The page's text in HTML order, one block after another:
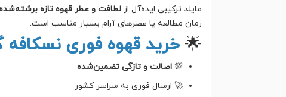
مایلد ترکیبی ایده‌آل از لطافت و عطر قهوه تازه
زمان مطالعه یا عصرهای آرام بسیار مناسب است.
🌟خرید قهوه فوری نسکافه
💯 اصالت و تازگی تضمین‌شده
🚀 ارسال فوری به سراسر کشور